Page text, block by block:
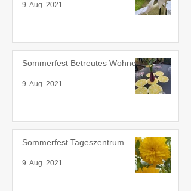
9. Aug. 2021
Sommerfest Betreutes Wohnen
9. Aug. 2021
Sommerfest Tageszentrum
9. Aug. 2021